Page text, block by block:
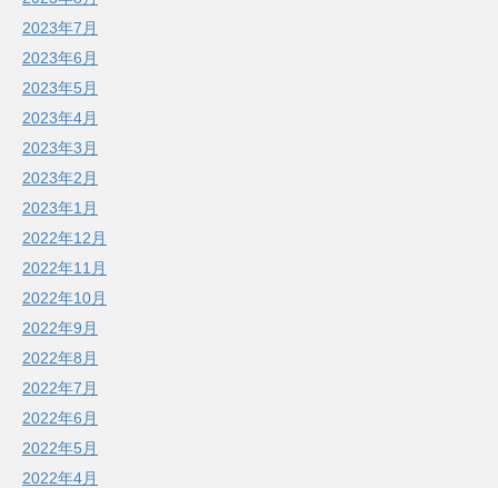
2023年7月
2023年6月
2023年5月
2023年4月
2023年3月
2023年2月
2023年1月
2022年12月
2022年11月
2022年10月
2022年9月
2022年8月
2022年7月
2022年6月
2022年5月
2022年4月